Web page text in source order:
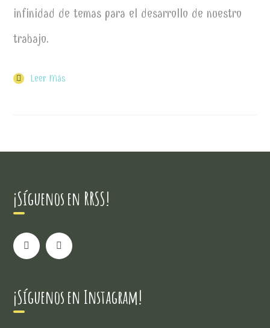
infinidad de temas para el desarrollo de nuestro
trabajo.
Leer Más
¡Síguenos en RRSS!
¡Síguenos en Instagram!